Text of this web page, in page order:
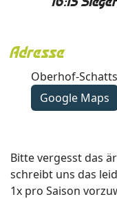
Adresse
Oberhof-
Google Maps
Bitte vergesst das
schreibt uns das
1x pro Saison